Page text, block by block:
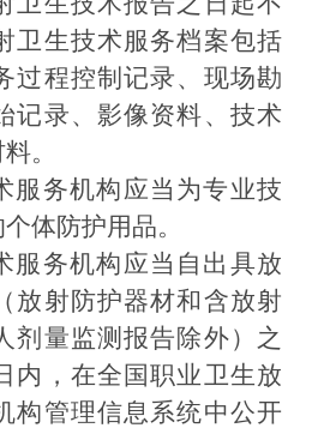
卫生技术服务档案包括
过程控制记录、现场勘
记录、影像资料、技术
。
服务机构应当为专业技
体防护用品。
服务机构应当自出具放
放射防护器材和含放射
剂量监测报告除外）之
内，在全国职业卫生放
构管理信息系统中公开